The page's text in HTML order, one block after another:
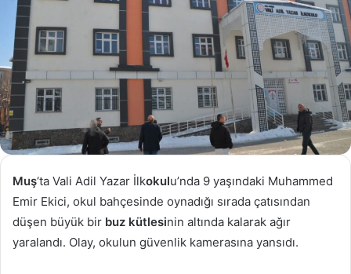
Muş‘ta Vali Adil Yazar İlkokulu’nda 9 yaşındaki Muhammed
Emir Ekici, okul bahçesinde oynadığı sırada çatısından
düşen büyük bir buz kütlesinin altında kalarak ağır
yaralandı. Olay, okulun güvenlik kamerasına yansıdı.